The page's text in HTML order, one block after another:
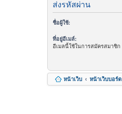
ส่งรหัสผ่าน
ชื่อผู้ใช้:
ที่อยู่อีเมล์:
อีเมลนี้ใช้ในการสมัครสมาชิก
หน้าเว็บ หน้าเว็บบอร์ด